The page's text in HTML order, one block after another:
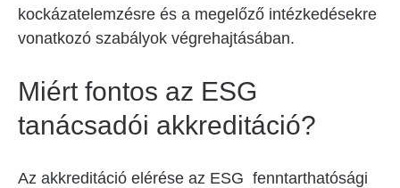
kockázatelemzésre és a megelőző intézkedésekre
vonatkozó szabályok végrehajtásában.
Miért fontos az ESG
tanácsadói akkreditáció?
Az akkreditáció elérése az ESG fenntarthatósági